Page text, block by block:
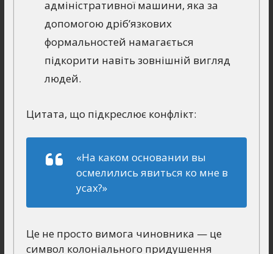
адміністративної машини, яка за
допомогою дріб’язкових
формальностей намагається
підкорити навіть зовнішній вигляд
людей.
Цитата, що підкреслює конфлікт:
«На каком основании вы
осмелились явиться ко мне в
усах?»
Це не просто вимога чиновника — це
символ колоніального придушення